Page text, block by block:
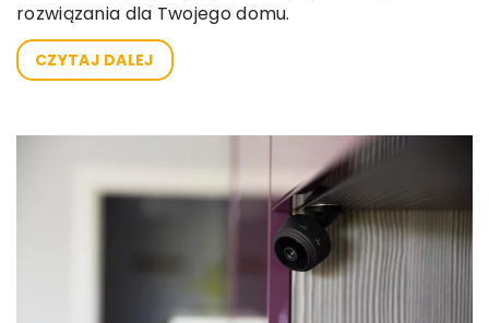
rozwiązania dla Twojego domu.
CZYTAJ DALEJ